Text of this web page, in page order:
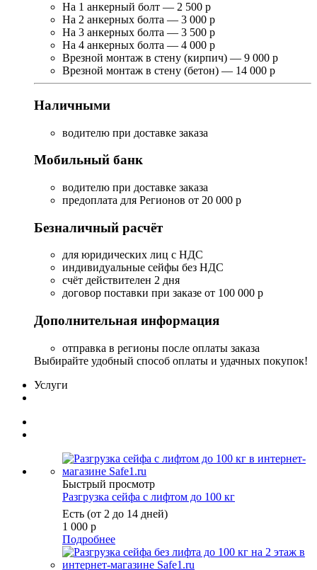
На 1 анкерный болт — 2 500 р
На 2 анкерных болта — 3 000 р
На 3 анкерных болта — 3 500 р
На 4 анкерных болта — 4 000 р
Врезной монтаж в стену (кирпич) — 9 000 р
Врезной монтаж в стену (бетон) — 14 000 р
Наличными
водителю при доставке заказа
Мобильный банк
водителю при доставке заказа
предоплата для Регионов от 20 000 р
Безналичный расчёт
для юридических лиц с НДС
индивидуальные сейфы без НДС
счёт действителен 2 дня
договор поставки при заказе от 100 000 р
Дополнительная информация
отправка в регионы после оплаты заказа
Выбирайте удобный способ оплаты и удачных покупок!
Услуги
Быстрый просмотр
Разгрузка сейфа с лифтом до 100 кг
Есть (от 2 до 14 дней)
1 000 р
Подробнее